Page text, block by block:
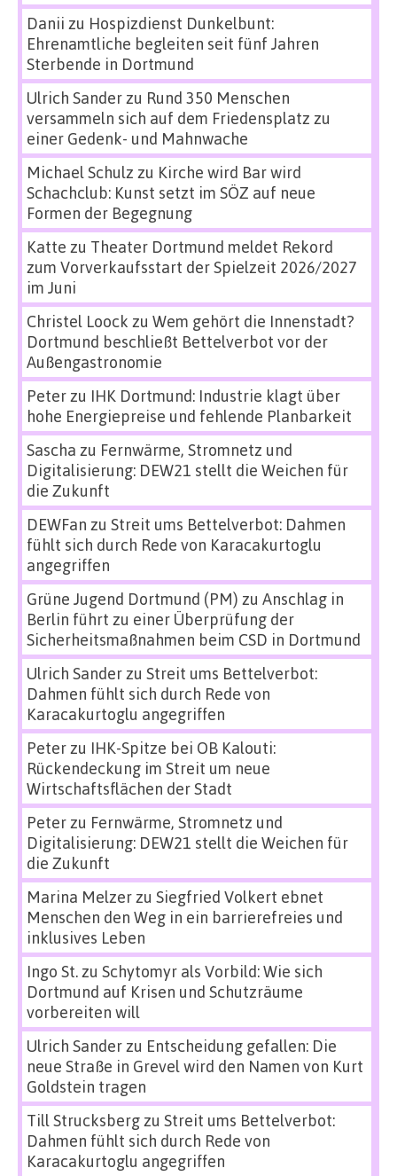
Danii zu Hospizdienst Dunkelbunt:
Ehrenamtliche begleiten seit fünf Jahren
Sterbende in Dortmund
Ulrich Sanderzu Rund 350 Menschen
versammeln sich auf dem Friedensplatz zu
einer Gedenk- und Mahnwache
Michael Schulz zu Kirche wird Bar wird
Schachclub: Kunst setzt im SÖZ auf neue
Formen der Begegnung
Katte zu Theater Dortmund meldet Rekord
zum Vorverkaufsstart der Spielzeit 2026/2027
im Juni
Christel Loock zu Wem gehört die Innenstadt?
Dortmund beschließt Bettelverbot vor der
Außengastronomie
Peterzu IHK Dortmund: Industrie klagt über
hohe Energiepreise und fehlende Planbarkeit
Sascha zu Fernwärme, Stromnetz und
Digitalisierung: DEW21 stellt die Weichen für
die Zukunft
DEWFan zu Streit ums Bettelverbot: Dahmen
fühlt sich durch Rede von Karacakurtoglu
angegriffen
Grüne Jugend Dortmund (PM) zu Anschlag in
Berlin führt zu einer Überprüfung der
Sicherheitsmaßnahmen beim CSD in Dortmund
Ulrich Sanderzu Streit ums Bettelverbot:
Dahmen fühlt sich durch Rede von
Karacakurtoglu angegriffen
Peterzu IHK-Spitze bei OB Kalouti:
Rückendeckung im Streit um neue
Wirtschaftsflächen der Stadt
Peterzu Fernwärme, Stromnetz und
Digitalisierung: DEW21 stellt die Weichen für
die Zukunft
Marina Melzerzu Siegfried Volkert ebnet
Menschen den Weg in ein barrierefreies und
inklusives Leben
Ingo St.zu Schytomyr als Vorbild: Wie sich
Dortmund auf Krisen und Schutzräume
vorbereiten will
Ulrich Sanderzu Entscheidung gefallen: Die
neue Straße in Grevel wird den Namen von Kurt
Goldstein tragen
Till Strucksbergzu Streit ums Bettelverbot:
Dahmen fühlt sich durch Rede von
Karacakurtoglu angegriffen